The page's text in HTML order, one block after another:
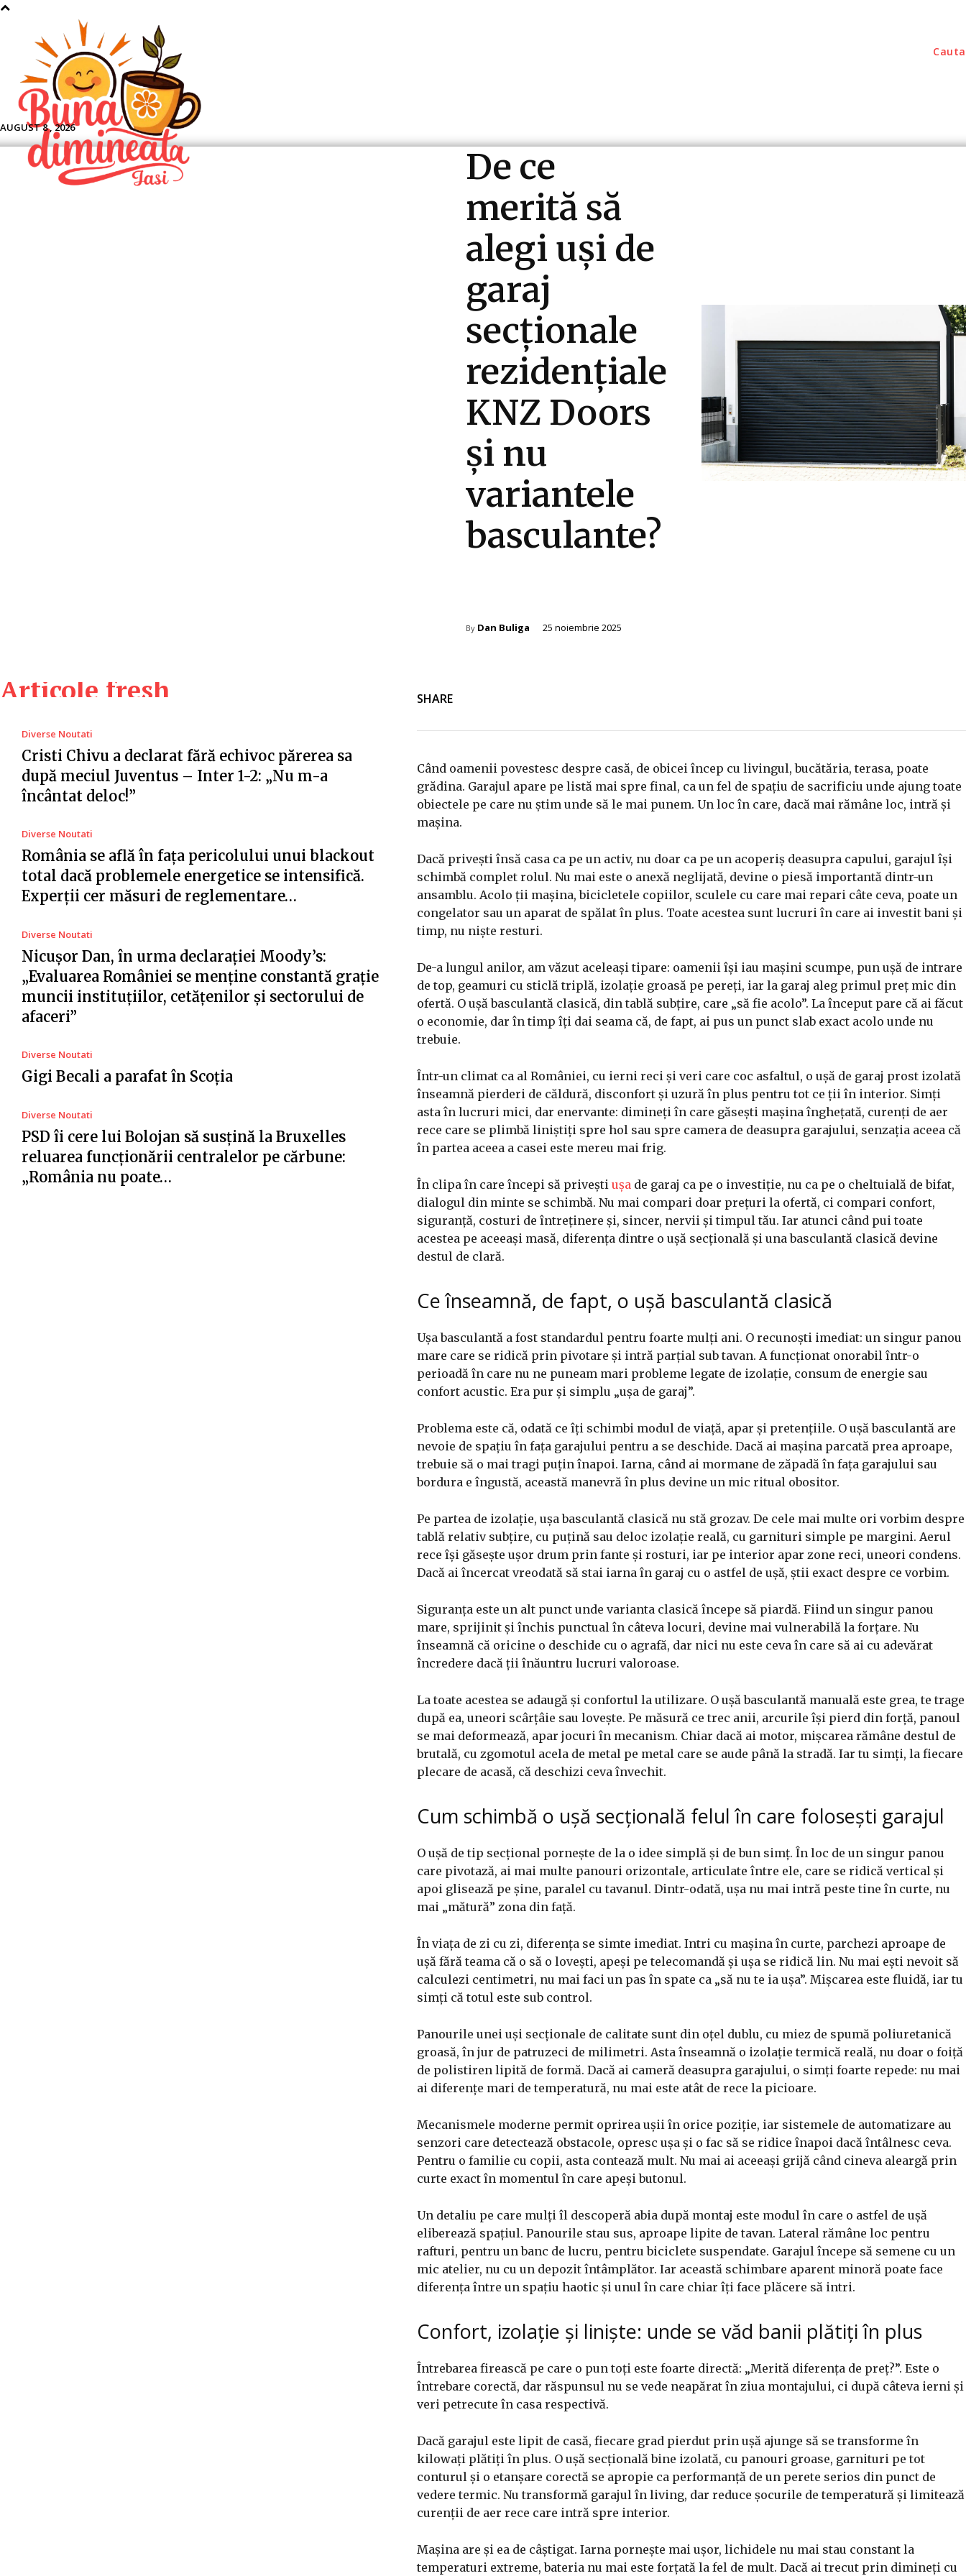
AUGUST 8 , 2026
Cauta
De ce
merită să
alegi uși de
garaj
secționale
rezidențiale
KNZ Doors
și nu
variantele
basculante?
By Dan Buliga 25 noiembrie 2025
Articole fresh
Diverse Noutati
Cristi Chivu a declarat fără echivoc părerea sa
după meciul Juventus – Inter 1-2: „Nu m-a
încântat deloc!”
Diverse Noutati
România se află în fața pericolului unui blackout
total dacă problemele energetice se intensifică.
Experții cer măsuri de reglementare…
Diverse Noutati
Nicușor Dan, în urma declarației Moody’s:
„Evaluarea României se menține constantă grație
muncii instituțiilor, cetățenilor și sectorului de
afaceri”
Diverse Noutati
Gigi Becali a parafat în Scoția
Diverse Noutati
PSD îi cere lui Bolojan să susțină la Bruxelles
reluarea funcționării centralelor pe cărbune:
„România nu poate…
SHARE
Când oamenii povestesc despre casă, de obicei încep cu livingul, bucătăria, terasa, poate
grădina. Garajul apare pe listă mai spre final, ca un fel de spațiu de sacrificiu unde ajung toate
obiectele pe care nu știm unde să le mai punem. Un loc în care, dacă mai rămâne loc, intră și
mașina.
Dacă privești însă casa ca pe un activ, nu doar ca pe un acoperiș deasupra capului, garajul își
schimbă complet rolul. Nu mai este o anexă neglijată, devine o piesă importantă dintr-un
ansamblu. Acolo ții mașina, bicicletele copiilor, sculele cu care mai repari câte ceva, poate un
congelator sau un aparat de spălat în plus. Toate acestea sunt lucruri în care ai investit bani și
timp, nu niște resturi.
De-a lungul anilor, am văzut aceleași tipare: oamenii își iau mașini scumpe, pun ușă de intrare
de top, geamuri cu sticlă triplă, izolație groasă pe pereți, iar la garaj aleg primul preț mic din
ofertă. O ușă basculantă clasică, din tablă subțire, care „să fie acolo”. La început pare că ai făcut
o economie, dar în timp îți dai seama că, de fapt, ai pus un punct slab exact acolo unde nu
trebuie.
Într-un climat ca al României, cu ierni reci și veri care coc asfaltul, o ușă de garaj prost izolată
înseamnă pierderi de căldură, disconfort și uzură în plus pentru tot ce ții în interior. Simți
asta în lucruri mici, dar enervante: dimineți în care găsești mașina înghețată, curenți de aer
rece care se plimbă liniștiți spre hol sau spre camera de deasupra garajului, senzația aceea că
în partea aceea a casei este mereu mai frig.
În clipa în care începi să privești ușa de garaj ca pe o investiție, nu ca pe o cheltuială de bifat,
dialogul din minte se schimbă. Nu mai compari doar prețuri la ofertă, ci compari confort,
siguranță, costuri de întreținere și, sincer, nervii și timpul tău. Iar atunci când pui toate
acestea pe aceeași masă, diferența dintre o ușă secțională și una basculantă clasică devine
destul de clară.
Ce înseamnă, de fapt, o ușă basculantă clasică
Ușa basculantă a fost standardul pentru foarte mulți ani. O recunoști imediat: un singur panou
mare care se ridică prin pivotare și intră parțial sub tavan. A funcționat onorabil într-o
perioadă în care nu ne puneam mari probleme legate de izolație, consum de energie sau
confort acustic. Era pur și simplu „ușa de garaj”.
Problema este că, odată ce îți schimbi modul de viață, apar și pretențiile. O ușă basculantă are
nevoie de spațiu în fața garajului pentru a se deschide. Dacă ai mașina parcată prea aproape,
trebuie să o mai tragi puțin înapoi. Iarna, când ai mormane de zăpadă în fața garajului sau
bordura e îngustă, această manevră în plus devine un mic ritual obositor.
Pe partea de izolație, ușa basculantă clasică nu stă grozav. De cele mai multe ori vorbim despre
tablă relativ subțire, cu puțină sau deloc izolație reală, cu garnituri simple pe margini. Aerul
rece își găsește ușor drum prin fante și rosturi, iar pe interior apar zone reci, uneori condens.
Dacă ai încercat vreodată să stai iarna în garaj cu o astfel de ușă, știi exact despre ce vorbim.
Siguranța este un alt punct unde varianta clasică începe să piardă. Fiind un singur panou
mare, sprijinit și închis punctual în câteva locuri, devine mai vulnerabilă la forțare. Nu
înseamnă că oricine o deschide cu o agrafă, dar nici nu este ceva în care să ai cu adevărat
încredere dacă ții înăuntru lucruri valoroase.
La toate acestea se adaugă și confortul la utilizare. O ușă basculantă manuală este grea, te trage
după ea, uneori scârțâie sau lovește. Pe măsură ce trec anii, arcurile își pierd din forță, panoul
se mai deformează, apar jocuri în mecanism. Chiar dacă ai motor, mișcarea rămâne destul de
brutală, cu zgomotul acela de metal pe metal care se aude până la stradă. Iar tu simți, la fiecare
plecare de acasă, că deschizi ceva învechit.
Cum schimbă o ușă secțională felul în care folosești garajul
O ușă de tip secțional pornește de la o idee simplă și de bun simț. În loc de un singur panou
care pivotază, ai mai multe panouri orizontale, articulate între ele, care se ridică vertical și
apoi glisează pe șine, paralel cu tavanul. Dintr-odată, ușa nu mai intră peste tine în curte, nu
mai „mătură” zona din față.
În viața de zi cu zi, diferența se simte imediat. Intri cu mașina în curte, parchezi aproape de
ușă fără teama că o să o lovești, apeși pe telecomandă și ușa se ridică lin. Nu mai ești nevoit să
calculezi centimetri, nu mai faci un pas în spate ca „să nu te ia ușa”. Mișcarea este fluidă, iar tu
simți că totul este sub control.
Panourile unei uși secționale de calitate sunt din oțel dublu, cu miez de spumă poliuretanică
groasă, în jur de patruzeci de milimetri. Asta înseamnă o izolație termică reală, nu doar o foiță
de polistiren lipită de formă. Dacă ai cameră deasupra garajului, o simți foarte repede: nu mai
ai diferențe mari de temperatură, nu mai este atât de rece la picioare.
Mecanismele moderne permit oprirea ușii în orice poziție, iar sistemele de automatizare au
senzori care detectează obstacole, opresc ușa și o fac să se ridice înapoi dacă întâlnesc ceva.
Pentru o familie cu copii, asta contează mult. Nu mai ai aceeași grijă când cineva aleargă prin
curte exact în momentul în care apeși butonul.
Un detaliu pe care mulți îl descoperă abia după montaj este modul în care o astfel de ușă
eliberează spațiul. Panourile stau sus, aproape lipite de tavan. Lateral rămâne loc pentru
rafturi, pentru un banc de lucru, pentru biciclete suspendate. Garajul începe să semene cu un
mic atelier, nu cu un depozit întâmplător. Iar această schimbare aparent minoră poate face
diferența între un spațiu haotic și unul în care chiar îți face plăcere să intri.
Confort, izolație și liniște: unde se văd banii plătiți în plus
Întrebarea firească pe care o pun toți este foarte directă: „Merită diferența de preț?”. Este o
întrebare corectă, dar răspunsul nu se vede neapărat în ziua montajului, ci după câteva ierni și
veri petrecute în casa respectivă.
Dacă garajul este lipit de casă, fiecare grad pierdut prin ușă ajunge să se transforme în
kilowați plătiți în plus. O ușă secțională bine izolată, cu panouri groase, garnituri pe tot
conturul și o etanșare corectă se apropie ca performanță de un perete serios din punct de
vedere termic. Nu transformă garajul în living, dar reduce șocurile de temperatură și limitează
curenții de aer rece care intră spre interior.
Mașina are și ea de câștigat. Iarna pornește mai ușor, lichidele nu mai stau constant la
temperaturi extreme, bateria nu mai este forțată la fel de mult. Dacă ai trecut prin dimineți cu